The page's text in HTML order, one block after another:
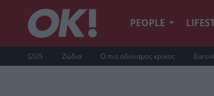
PEOPLE
J2US Ζώδια Ο πιο αδύναμος κρίκος